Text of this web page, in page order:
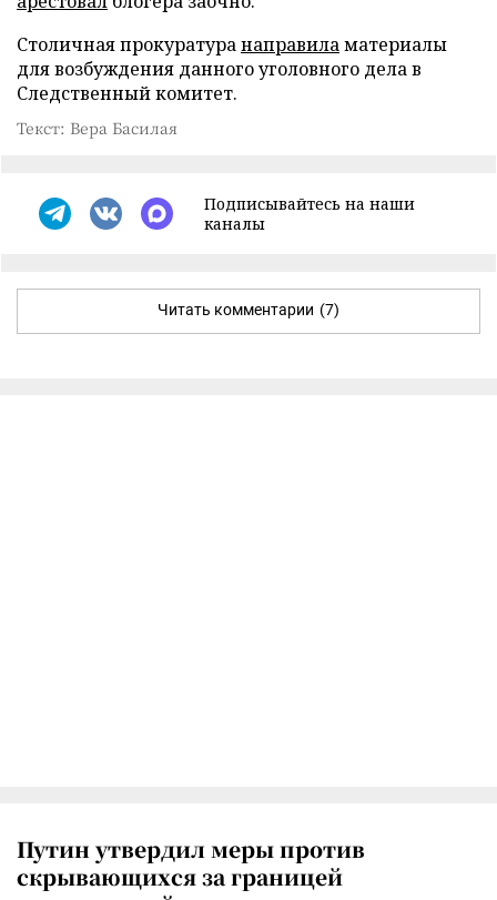
Столичная прокуратуранаправиламатериалы
для возбуждения данного уголовного дела в
Следственный комитет.
Текст: Вера Басилая
Подписывайтесь на наши
каналы
Читать комментарии (7)
Путин утвердил меры против
скрывающихся за границей